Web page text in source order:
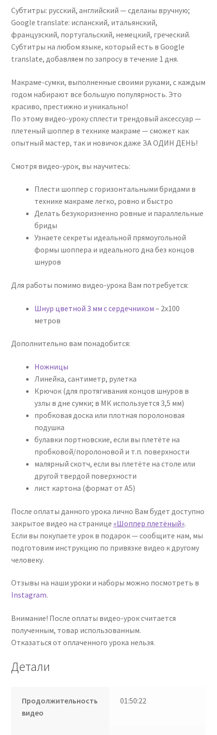
Субтитры: русский, английский — сделаны вручную;
Google translate: испанский, итальянский,
французский, португальский, немецкий, греческий.
Субтитры на любом языке, который есть в Google
translate, добавляем по запросу в течение 1 дня.
Макраме-сумки, выполненные своими руками, с каждым
годом набирают все большую популярность. Это
красиво, престижно и уникально!
По этому видео-уроку сплести трендовый аксессуар —
плетеный шоппер в технике макраме — сможет как
опытный мастер, так и новичок даже ЗА ОДИН ДЕНЬ!
Смотря видео-урок, вы научитесь:
Плести шоппер с горизонтальными бридами в
технике макраме легко, ровно и быстро
Делать безукоризненно ровные и параллельные
бриды
Узнаете секреты идеальной прямоугольной
формы шоппера и идеального дна без концов
шнуров
Для работы помимо видео-урока Вам потребуется:
Шнур цветной 3 мм с сердечником – 2х100
метров
Дополнительно вам понадобится:
Ножницы
Линейка, сантиметр, рулетка
Крючок (для протягивания концов шнуров в
узлы в дне сумки; в МК используется 3,5 мм)
пробковая доска или плотная поролоновая
подушка
булавки портновские, если вы плетёте на
пробковой/поролоновой и т.п. поверхности
малярный скотч, если вы плетёте на столе или
другой твердой поверхности
лист картона (формат от А5)
После оплаты данного урока лично Вам будет доступно
закрытое видео на странице «Шоппер плетёный».
Если вы покупаете урок в подарок — сообщите нам, мы
подготовим инструкцию по привязке видео к другому
человеку.
Отзывы на наши уроки и наборы можно посмотреть в
Instagram.
Внимание! После оплаты видео-урок считается
полученным, товар использованным.
Отказаться от оплаченного урока нельзя.
Детали
Продолжительность
видео
01:50:22